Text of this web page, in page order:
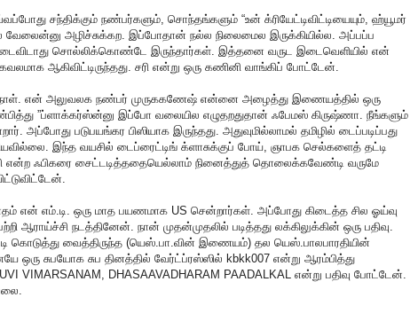
சந்திக்கும் நண்பர்களும், சொந்தங்களும் “உன் க்ரியேட்டிவிட்டியையும், ஹ்யூமர்
அழிச்சுக்கற. இப்போதான் நல்ல நிலைமைல இருக்கியில்ல. அப்பப்ப
சொல்லிக்கொண்டே இருந்தார்கள். இத்தனை வருட இடைவெளியில் என்
ஆகிவிட்டிருந்தது. சரி என்று ஒரு கணினி வாங்கிப் போட்டேன்.
என் அலுவலக நண்பர் முருககணேஷ் என்னை அழைத்து இணையத்தில் ஒரு
”ப்ளாக்கர்ஸ்ன்னு இப்போ வலையில எழுதறதுதான் ஃபேமஸ் கிருஷ்ணா. நீங்களும்
அப்போது படுபயங்கர பிஸியாக இருந்தது. அதுவுமில்லாமல் தமிழில் டைப்படிப்பது
இந்த வயசில் டைப்ரைட்டிங் க்ளாசுக்குப் போய், ஞாபக செல்களைத் தட்டி
என்ற ஃபிகரை சைட்டடித்ததையெல்லாம் நினைத்துத் தொலைக்கவேண்டி வருமே
என் எம்.டி. ஒரு மாத பயணமாக US சென்றார்கள். அப்போது கிடைத்த சில ஓய்வு
ஆராய்ச்சி நடத்தினேன். நான் முதன்முதலில் படித்தது லக்கிலுக்கின் ஒரு பதிவு.
கொடுத்து வைத்திருந்த (யெஸ்.பா.வின் இணையம்) தல யெஸ்.பாலபாரதியின்
ஒரு சுபயோக சுப தினத்தில் வேர்ட்ப்ரஸ்ஸில் kbkk007 என்று ஆரம்பித்து
VIMARSANAM, DHASAAVADHARAM PAADALKAL என்று பதிவு போட்டேன்.